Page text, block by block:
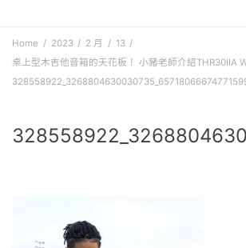
Home 2023 2 月
13
桌上型木吉他音箱的天花板！ 小豬老師介紹THR30IIA